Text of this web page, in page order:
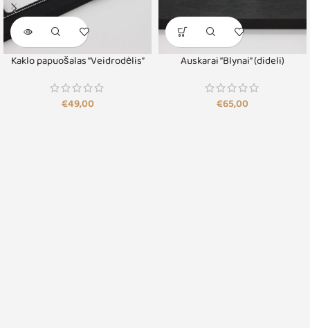
Kaklo papuošalas “Veidrodėlis”
€49,00
Auskarai “Blynai” (dideli)
€65,00